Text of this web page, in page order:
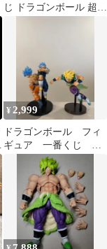
じ ドラゴンボール 超サ
¥ 2,999
ドラゴンボール フィ
ギュア 一番くじ 映
画ブロリー 孫悟空
ベジータ ブロリー